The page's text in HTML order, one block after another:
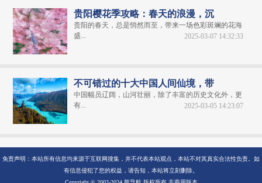
贵阳樱花季攻略：春天的浪漫，沉
贵阳的春天，总是悄然而至，带来一场色彩斑斓的花海
盛...
2025-03-07 14:32:33
不可错过的十大中国人间仙境，带
中国幅员辽阔，山河壮丽，除了丰富的历史文化外，更
有...
2025-03-05 14:23:07
免责声明：本站所有信息均来源于互联网搜集，并不代表本站观点，本站不对其真实合法性负责。如
有信息侵犯了您的权益，请告知，本站将立刻删除。